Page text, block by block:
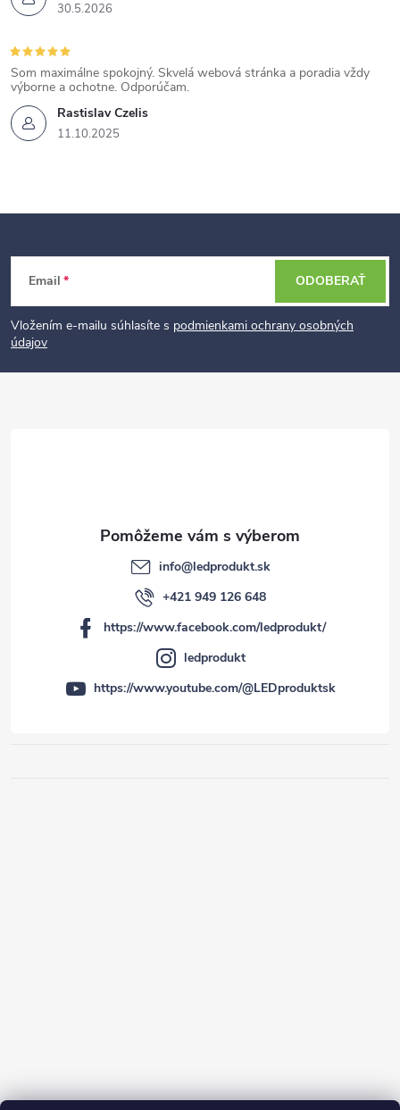
30.5.2026
Rastislav Czelis
11.10.2025
Som maximálne spokojný. Skvelá webová stránka a poradia vždy
výborne a ochotne. Odporúčam.
t
Email
Vložením e-mailu súhlasíte s podmienkami ochrany osobných
údajov
ODOBERAŤ
info@ledprodukt.sk
+421 949 126 648
https://www.facebook.com/ledprodukt/
ledprodukt
https://www.youtube.com/@LEDproduktsk